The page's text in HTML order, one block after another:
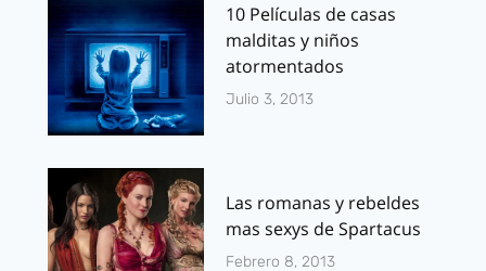
10 Películas de casas
malditas y niños
atormentados
Julio 3, 2013
Las romanas y rebeldes
mas sexys de Spartacus
Febrero 8, 2013